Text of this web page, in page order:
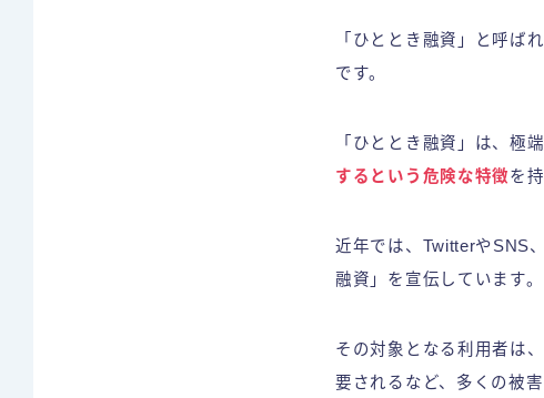
「ひととき融資」と呼ば
です。
「ひととき融資」は、極
するという危険な特徴を
近年では、TwitterやSNS
融資」を宣伝しています。
その対象となる利用者は
要されるなど、多くの被害